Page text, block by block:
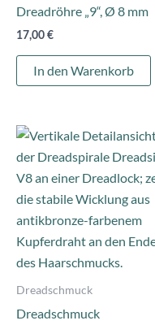
Dreadröhre „9“, Ø 8 mm
17,00 €
In den Warenkorb
Dreadschmuck
Dreadschmuck